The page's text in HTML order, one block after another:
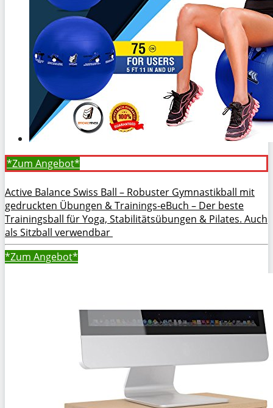
*Zum Angebot*
Active Balance Swiss Ball – Robuster Gymnastikball mit
gedruckten Übungen & Trainings-eBuch – Der beste
Trainingsball für Yoga, Stabilitätsübungen & Pilates. Auch
als Sitzball verwendbar
*Zum Angebot*